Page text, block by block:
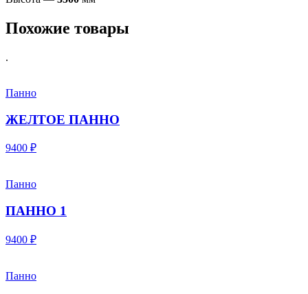
Похожие товары
.
Панно
ЖЕЛТОЕ ПАННО
9400 ₽
Панно
ПАННО 1
9400 ₽
Панно